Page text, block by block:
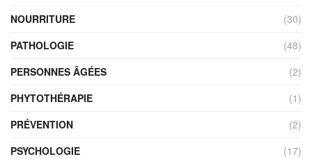
NOURRITURE
(30)
PATHOLOGIE
(48)
PERSONNES ÂGÉES
(2)
PHYTOTHÉRAPIE
(1)
PRÉVENTION
(2)
PSYCHOLOGIE
(17)